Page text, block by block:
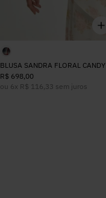
BLUSA SANDRA FLORAL CANDY
R$ 698,00
ou 6x R$ 116, 33 sem juros